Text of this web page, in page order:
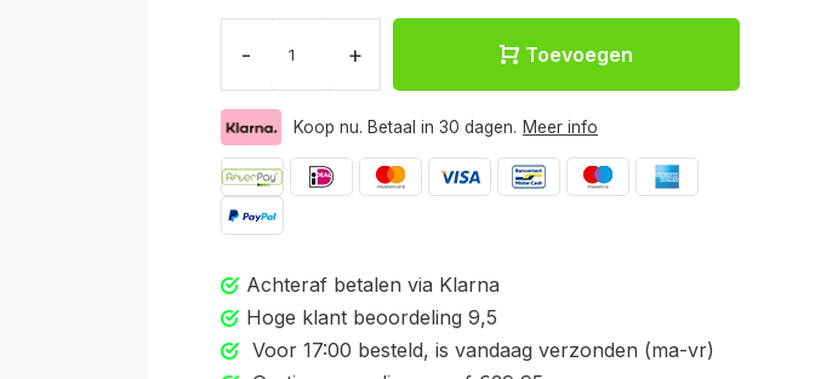
- + Toevoegen
Koop nu. Betaal in 30 dagen. Meer info
Achteraf betalen via Klarna
Hoge klant beoordeling 9,5
Voor 17:00 besteld, is vandaag verzonden (ma-vr)